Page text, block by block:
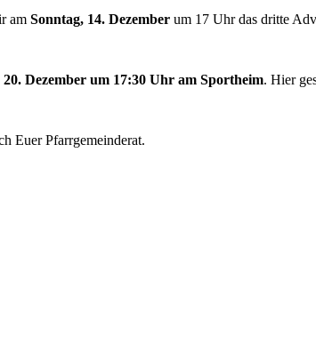
am Sonntag, 14. Dezember um 17 Uhr das dritte
20. Dezember um 17:30 Uhr am Sportheim. Hier
Euer Pfarrgemeinderat.